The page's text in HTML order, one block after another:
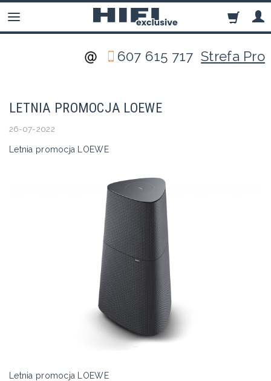
607 615 717Strefa Pro
LETNIA PROMOCJA LOEWE
26-07-2022
Letnia promocja LOEWE
Letnia promocja LOEWE